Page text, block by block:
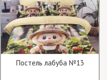
Постель лабуба №13